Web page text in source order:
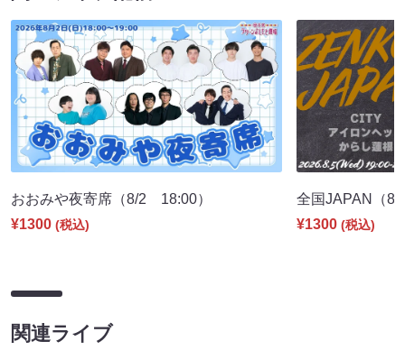
おおみや夜寄席（8/2 18:00）
¥1300 (税込)
全国JAPAN（
¥1300 (税込)
関連ライブ